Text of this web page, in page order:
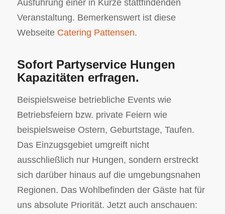
Ausführung einer in Kürze stattfindenden
Veranstaltung. Bemerkenswert ist diese
Webseite Catering Pattensen.
Sofort Partyservice Hungen
Kapazitäten erfragen.
Beispielsweise betriebliche Events wie
Betriebsfeiern bzw. private Feiern wie
beispielsweise Ostern, Geburtstage, Taufen.
Das Einzugsgebiet umgreift nicht
ausschließlich nur Hungen, sondern erstreckt
sich darüber hinaus auf die umgebungsnahen
Regionen. Das Wohlbefinden der Gäste hat für
uns absolute Priorität. Jetzt auch anschauen: